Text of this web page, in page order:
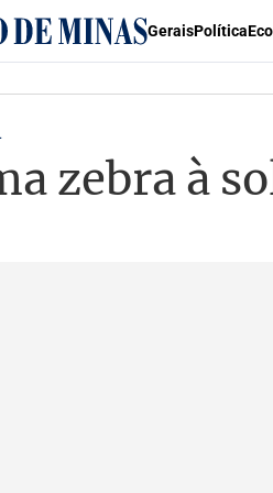
GeraisPolítica
zebra à